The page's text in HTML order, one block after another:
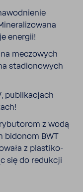
energii!
meczo­wych
stadio­no­wych
publi­ka­cjach
z wodą
bidonom BWT
z plasti­ko­
się do redukcji